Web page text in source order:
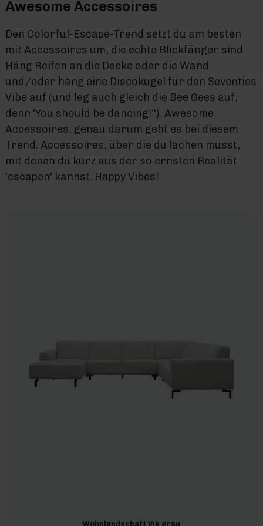
Awesome Accessoires
Den Colorful-Escape-Trend setzt du am besten
mit Accessoires um, die echte Blickfänger sind.
Häng Reifen an die Decke oder die Wand
und/oder häng eine Discokugel für den Seventies
Vibe auf (und leg auch gleich die Bee Gees auf,
denn 'You should be dancing!’'). Awesome
Accessoires, genau darum geht es bei diesem
Trend. Accessoires, über die du lachen musst,
mit denen du kurz aus der so ernsten Realität
'escapen' kannst. Happy Vibes!
Wohnlandschaft Vik grau